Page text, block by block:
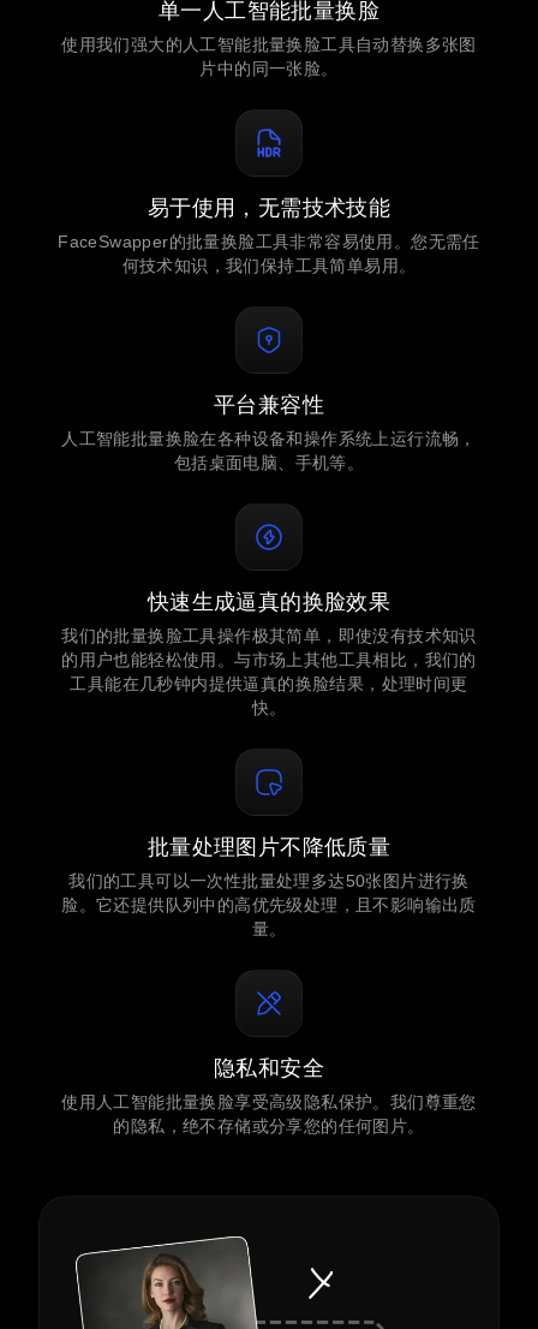
单一人工智能批量换脸
使用我们强大的人工智能批量换脸工具自动替换多张图
片中的同一张脸。
易于使用，无需技术技能
FaceSwapper的批量换脸工具非常容易使用。您无需任
何技术知识，我们保持工具简单易用。
平台兼容性
人工智能批量换脸在各种设备和操作系统上运行流畅，
包括桌面电脑、手机等。
快速生成逼真的换脸效果
我们的批量换脸工具操作极其简单，即使没有技术知识
的用户也能轻松使用。与市场上其他工具相比，我们的
工具能在几秒钟内提供逼真的换脸结果，处理时间更
快。
批量处理图片不降低质量
我们的工具可以一次性批量处理多达50张图片进行换
脸。它还提供队列中的高优先级处理，且不影响输出质
量。
隐私和安全
使用人工智能批量换脸享受高级隐私保护。我们尊重您
的隐私，绝不存储或分享您的任何图片。